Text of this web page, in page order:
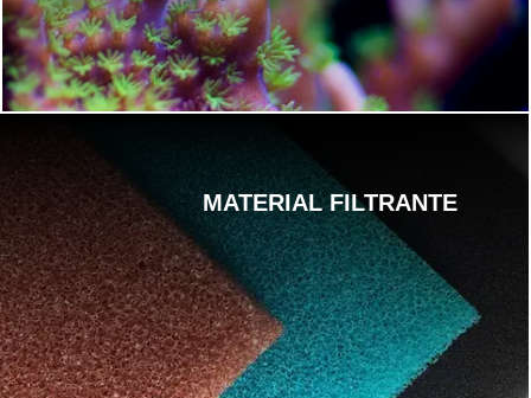
MATERIAL FILTRANTE